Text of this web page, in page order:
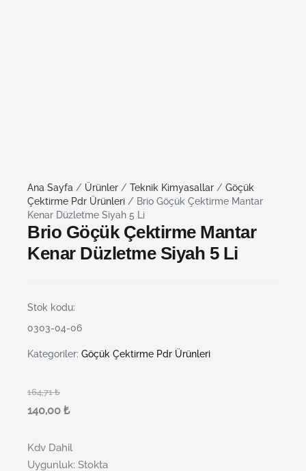
Ana Sayfa / Ürünler / Teknik Kimyasallar / Göçük
Çektirme Pdr Ürünleri / Brio Göçük Çektirme Mantar
Kenar Düzletme Siyah 5 Li
Brio Göçük Çektirme Mantar
Kenar Düzletme Siyah 5 Li
Stok kodu:
0303-04-06
Kategoriler: Göçük Çektirme Pdr Ürünleri
164,71₺
140,00 ₺
Kdv Dahil
Uygunluk: Stokta